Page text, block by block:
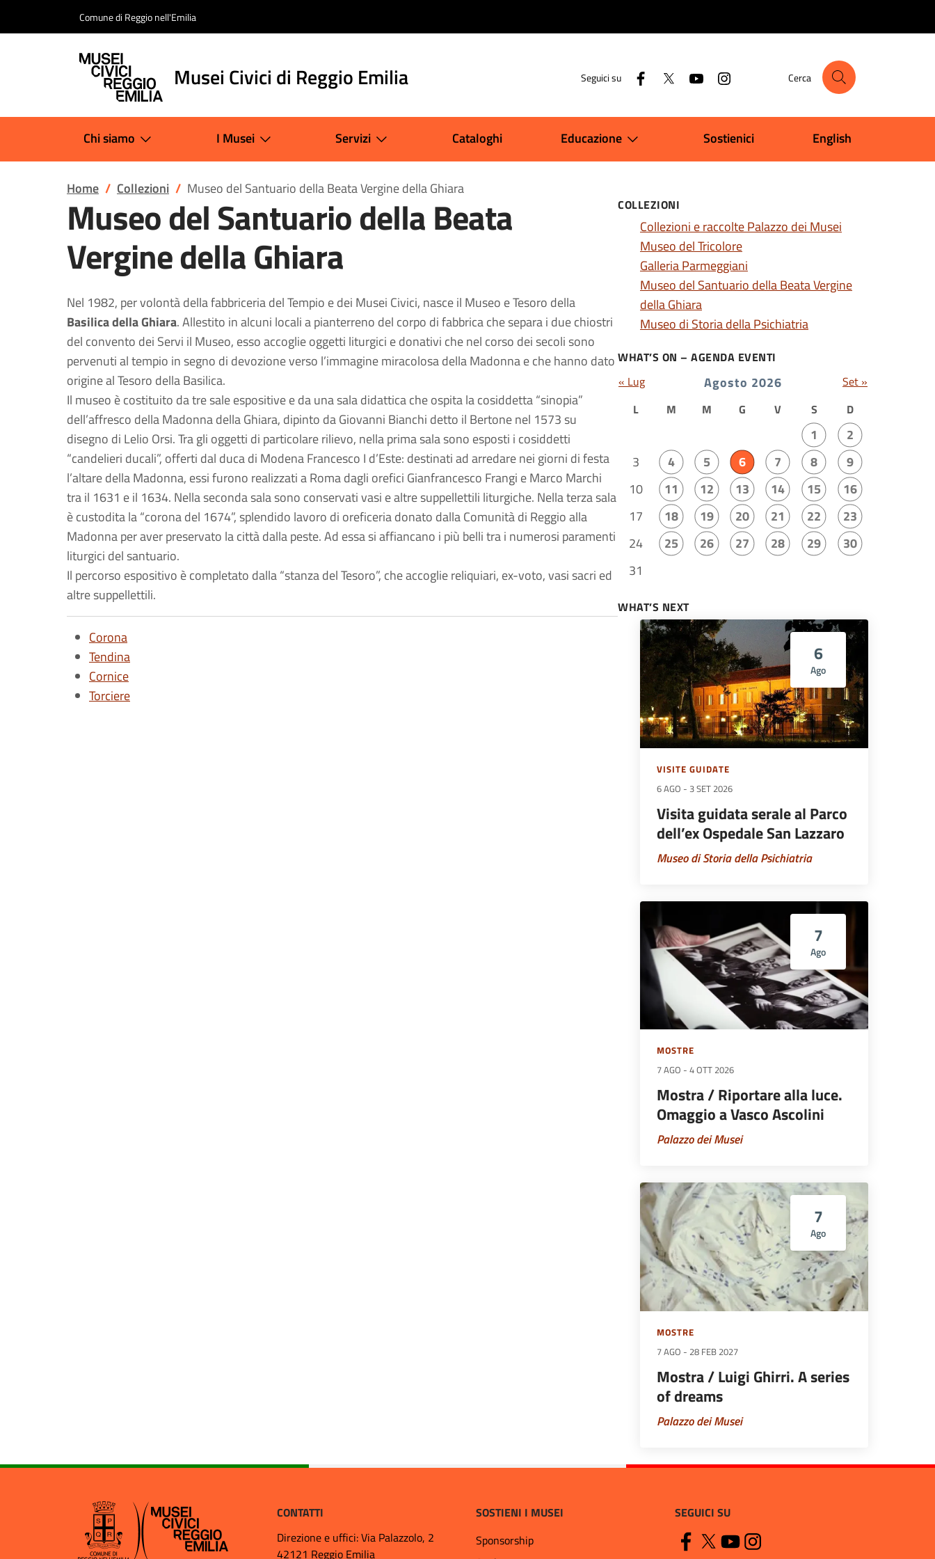
Comune di Reggio nell'Emilia
Musei Civici di Reggio Emilia Seguici su Cerca
Chi siamo I Musei Servizi Cataloghi Educazione Sostienici English
Home Collezioni Museo del Santuario della Beata Vergine della Ghiara
Museo del Santuario della Beata
Vergine della Ghiara
Nel 1982, per volontà della fabbriceria del Tempio e dei Musei Civici, nasce il Museo e Tesoro della
Basilica della Ghiara. Allestito in alcuni locali a pianterreno del corpo di fabbrica che separa i due chiostri
del convento dei Servi il Museo, esso accoglie oggetti liturgici e donativi che nel corso dei secoli sono
pervenuti al tempio in segno di devozione verso l’immagine miracolosa della Madonna e che hanno dato
origine al Tesoro della Basilica.
Il museo è costituito da tre sale espositive e da una sala didattica che ospita la cosiddetta “sinopia”
dell’affresco della Madonna della Ghiara, dipinto da Giovanni Bianchi detto il Bertone nel 1573 su
disegno di Lelio Orsi. Tra gli oggetti di particolare rilievo, nella prima sala sono esposti i cosiddetti
“candelieri ducali”, offerti dal duca di Modena Francesco I d’Este: destinati ad arredare nei giorni di festa
l’altare della Madonna, essi furono realizzati a Roma dagli orefici Gianfrancesco Frangi e Marco Marchi
tra il 1631 e il 1634. Nella seconda sala sono conservati vasi e altre suppellettili liturgiche. Nella terza sala
è custodita la “corona del 1674”, splendido lavoro di oreficeria donato dalla Comunità di Reggio alla
Madonna per aver preservato la città dalla peste. Ad essa si affiancano i più belli tra i numerosi paramenti
liturgici del santuario.
Il percorso espositivo è completato dalla “stanza del Tesoro”, che accoglie reliquiari, ex-voto, vasi sacri ed
altre suppellettili.
Corona
Tendina
Cornice
Torciere
COLLEZIONI
Collezioni e raccolte Palazzo dei Musei
Museo del Tricolore
Galleria Parmeggiani
Museo del Santuario della Beata Vergine
della Ghiara
Museo di Storia della Psichiatria
WHAT’S ON – AGENDA EVENTI
Agosto 2026
L M M G V S D
1
2
3
4 5 6 7 8
9
10
11 12 13 14 15
16
17
18 19 20 21 22
23
24
25 26 27 28 29
30
31
« Lug Set »
WHAT’S NEXT
6
Ago
VISITE GUIDATE
6 AGO - 3 SET 2026
Visita guidata serale al Parco
dell’ex Ospedale San Lazzaro
Museo di Storia della Psichiatria
7
Ago
MOSTRE
7 AGO - 4 OTT 2026
Mostra / Riportare alla luce.
Omaggio a Vasco Ascolini
Palazzo dei Musei
7
Ago
MOSTRE
7 AGO - 28 FEB 2027
Mostra / Luigi Ghirri. A series
of dreams
Palazzo dei Musei
CONTATTI
Direzione e uffici: Via Palazzolo, 2
42121 Reggio Emilia
SOSTIENI I MUSEI
Sponsorship
SEGUICI SU